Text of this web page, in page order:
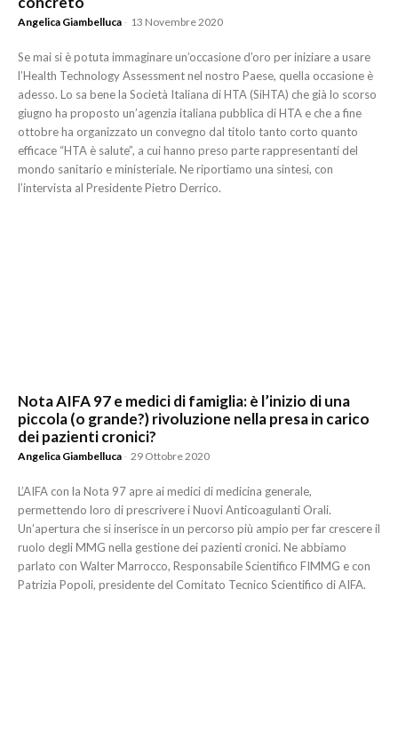
Angelica Giambelluca - 13 Novembre 2020
Se mai si è potuta immaginare un’occasione d’oro per iniziare a usare
l’Health Technology Assessment nel nostro Paese, quella occasione è
adesso. Lo sa bene la Società Italiana di HTA (SiHTA) che già lo scorso
giugno ha proposto un’agenzia italiana pubblica di HTA e che a fine
ottobre ha organizzato un convegno dal titolo tanto corto quanto
efficace “HTA è salute”, a cui hanno preso parte rappresentanti del
mondo sanitario e ministeriale. Ne riportiamo una sintesi, con
l’intervista al Presidente Pietro Derrico.
Nota AIFA 97 e medici di famiglia: è l’inizio di una
piccola (o grande?) rivoluzione nella presa in carico
dei pazienti cronici?
Angelica Giambelluca - 29 Ottobre 2020
L’AIFA con la Nota 97 apre ai medici di medicina generale,
permettendo loro di prescrivere i Nuovi Anticoagulanti Orali.
Un’apertura che si inserisce in un percorso più ampio per far crescere il
ruolo degli MMG nella gestione dei pazienti cronici. Ne abbiamo
parlato con Walter Marrocco, Responsabile Scientifico FIMMG e con
Patrizia Popoli, presidente del Comitato Tecnico Scientifico di AIFA.